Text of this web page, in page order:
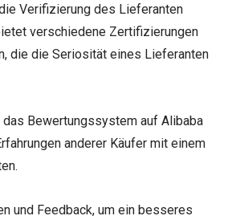
Verifizierung des Lieferanten
verschiedene Zertifizierungen
die die Seriosität eines Lieferanten
das Bewertungssystem auf Alibaba
anderer Käufer mit einem
und Feedback, um ein besseres